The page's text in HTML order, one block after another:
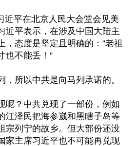
近平在北京人民大会堂会见美
近平表示，在涉及中国大陆主
，态度是坚定且明确的：“老祖
也不能丢！”
，所以中共是向马列承诺的。
呢？中共兑现了一部份，例如
江泽民把海参崴和黑瞎子岛等
宗列宁的故乡。但大部份还没
家主席习近平也不可能再兑现